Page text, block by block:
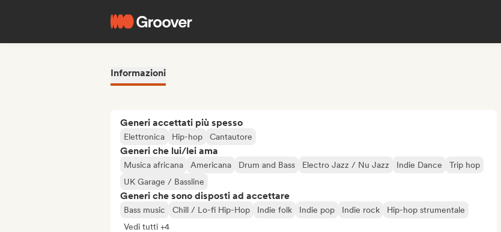
Informazioni
Generi accettati più spesso
Elettronica Hip-hop Cantautore
Generi che lui/lei ama
Musica africana Americana Drum and Bass Electro Jazz / Nu Jazz Indie Dance
Trip hop
UK Garage / Bassline
Generi che sono disposti ad accettare
Bass music Chill / Lo-fi Hip-Hop Indie folk Indie pop Indie rock
Hip-hop strumentale
Vedi tutti +4